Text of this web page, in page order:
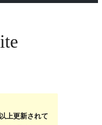
上更新されて